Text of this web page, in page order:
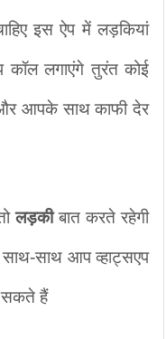
इस ऐप में लड़कियां
लगाएंगे तुरंत कोई
आपके साथ काफी देर
लड़की बात करते रहेगी
साथ आप व्हाट्सएप
सकते हैं